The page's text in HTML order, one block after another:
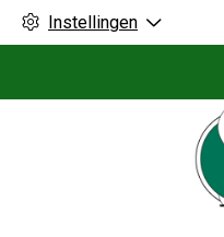
Instellingen